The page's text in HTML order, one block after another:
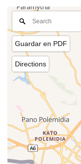
Guardar en PDF
Directions